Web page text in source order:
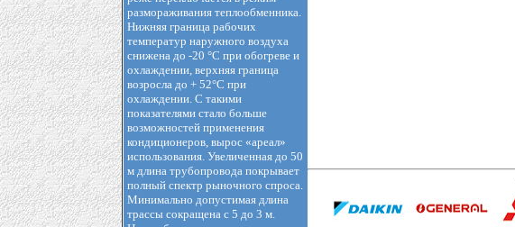
размораживания теплообменника.
Нижняя граница рабочих
температур наружного воздуха
снижена до -20 °С при обогреве и
охлаждении, верхняя граница
возросла до + 52°С при
охлаждении. С такими
показателями стало больше
возможностей применения
кондиционеров, вырос «ареал»
использования. Увеличенная до 50
м длина трубопровода покрывает
полный спектр рыночного спроса.
Минимально допустимая длина
трассы сокращена с 5 до 3 м.